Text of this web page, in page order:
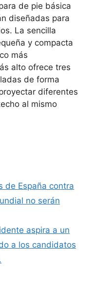
de pie básica
diseñadas para
La sencilla
y compacta
más
alto ofrece tres
de forma
diferentes
al mismo
de España contra
no serán
aspira a un
a los candidatos